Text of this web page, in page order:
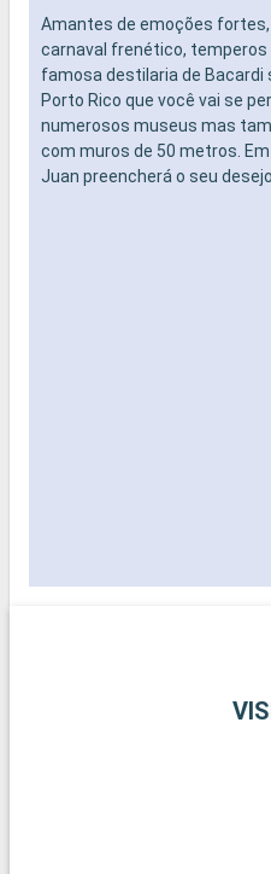
Amantes de emoções fortes,
carnaval frenético, temperos
famosa destilaria de Bacardi
Porto Rico que você vai se
numerosos museus mas
com muros de 50 metros.
Juan preencherá o seu